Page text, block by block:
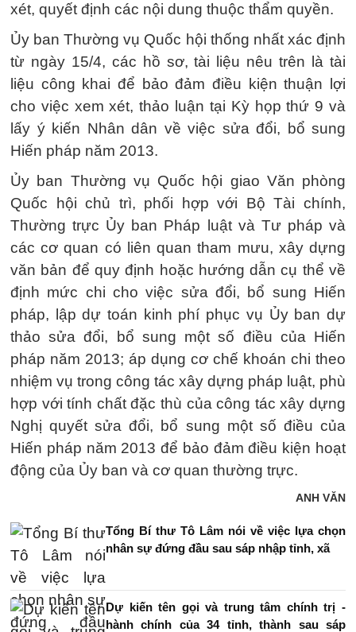
xét, quyết định các nội dung thuộc thẩm quyền.
Ủy ban Thường vụ Quốc hội thống nhất xác định
từ ngày 15/4, các hồ sơ, tài liệu nêu trên là tài
liệu công khai để bảo đảm điều kiện thuận lợi
cho việc xem xét, thảo luận tại Kỳ họp thứ 9 và
lấy ý kiến Nhân dân về việc sửa đổi, bổ sung
Hiến pháp năm 2013.
Ủy ban Thường vụ Quốc hội giao Văn phòng
Quốc hội chủ trì, phối hợp với Bộ Tài chính,
Thường trực Ủy ban Pháp luật và Tư pháp và
các cơ quan có liên quan tham mưu, xây dựng
văn bản để quy định hoặc hướng dẫn cụ thể về
định mức chi cho việc sửa đổi, bổ sung Hiến
pháp, lập dự toán kinh phí phục vụ Ủy ban dự
thảo sửa đổi, bổ sung một số điều của Hiến
pháp năm 2013; áp dụng cơ chế khoán chi theo
nhiệm vụ trong công tác xây dựng pháp luật, phù
hợp với tính chất đặc thù của công tác xây dựng
Nghị quyết sửa đổi, bổ sung một số điều của
Hiến pháp năm 2013 để bảo đảm điều kiện hoạt
động của Ủy ban và cơ quan thường trực.
ANH VĂN
Tổng Bí thư Tô Lâm nói về việc lựa chọn
nhân sự đứng đầu sau sáp nhập tỉnh, xã
Dự kiến tên gọi và trung tâm chính trị -
hành chính của 34 tỉnh, thành sau sáp